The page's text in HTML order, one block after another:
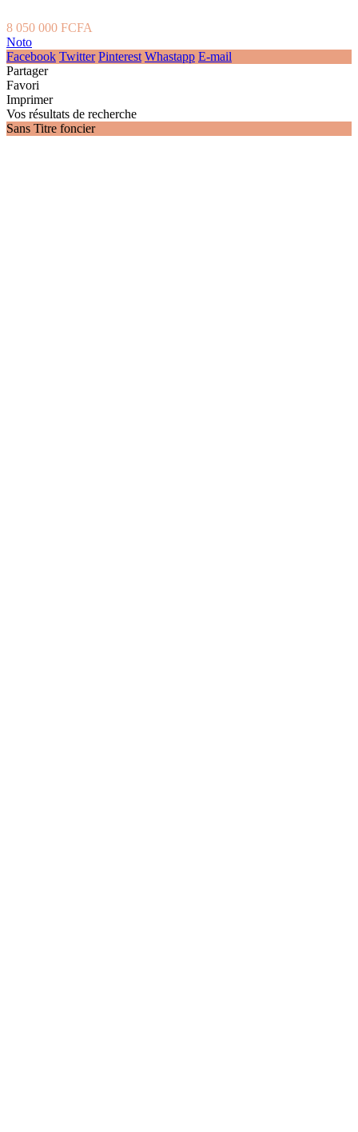
8 050 000 FCFA
Noto
Facebook Twitter Pinterest Whastapp E-mail
Partager
Favori
Imprimer
Vos résultats de recherche
Sans Titre foncier